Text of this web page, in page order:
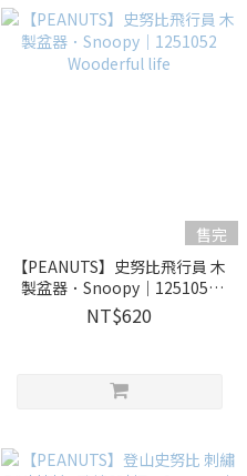
售完
【PEANUTS】史努比飛行員 木
製盆器．Snoopy｜1251052
Wooderful life
NT$620